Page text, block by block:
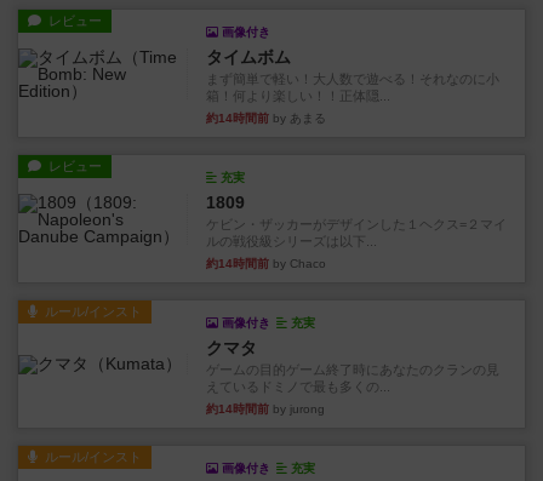
レビュー
画像付き
タイムボム
まず簡単で軽い！大人数で遊べる！それなのに小
箱！何より楽しい！！正体隠...
約14時間前 by あまる
レビュー
充実
1809
ケビン・ザッカーがデザインした１ヘクス=２マイ
ルの戦役級シリーズは以下...
約14時間前 by Chaco
ルール/インスト
画像付き 充実
クマタ
ゲームの目的ゲーム終了時にあなたのクランの見
えているドミノで最も多くの...
約14時間前 by jurong
ルール/インスト
画像付き 充実